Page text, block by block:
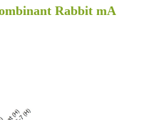
Rabbit mA